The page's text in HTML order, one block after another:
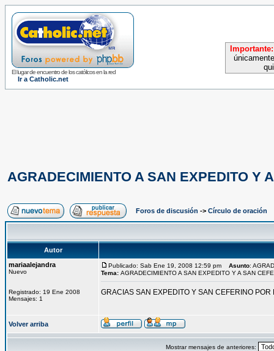
El lugar de encuentro de los católicos en la red
Ir a Catholic.net
Importante:
AGRADECIMIENTO A SAN EXPEDITO Y
Foros de discusión -> Círculo de oración
Autor
mariaalejandra
Nuevo
Registrado: 19 Ene 2008
Mensajes: 1
Publicado: Sab Ene 19, 2008 12:59 pm Asunto:
Tema: AGRADECIMIENTO A SAN EXPEDITO Y A SAN
GRACIAS SAN EXPEDITO Y SAN CEFERINO POR
Volver arriba
Mostrar mensajes de anteriores: